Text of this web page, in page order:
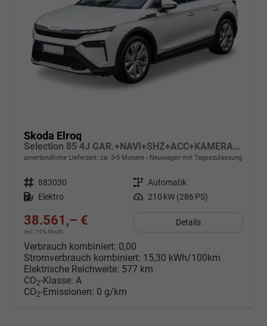
Skoda Elroq
Selection 85 4J GAR.+NAVI+SHZ+ACC+KAMERA+19" ALU+SMARTLINK+KLIMA+LED
unverbindliche Lieferzeit: ca. 3-5 Monate Neuwagen mit Tageszulassung
Fahrzeugnr. 883030 Getriebe Automatik
Kraftstoff Elektro Leistung 210 kW (286 PS)
38.561,– €
incl. 19% MwSt.
Details
Verbrauch kombiniert: 0,00
Stromverbrauch kombiniert: 15,30 kWh/100km
Elektrische Reichweite: 577 km
CO2-Klasse: A
CO2-Emissionen: 0 g/km